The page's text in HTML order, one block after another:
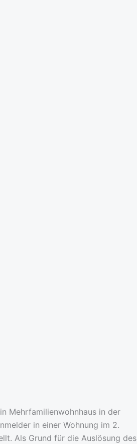
Mehrfamilienwohnhaus in der
in einer Wohnung im 2.
Als Grund für die Auslösung des